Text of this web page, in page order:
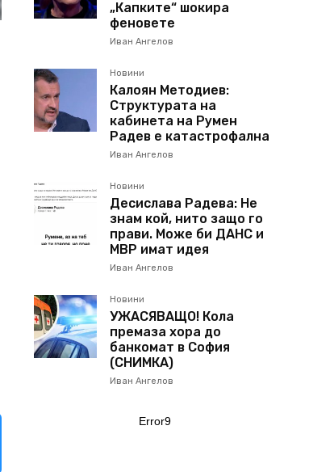
„Капките“ шокира
феновете
Иван Ангелов
Новини
Калоян Методиев:
Структурата на
кабинета на Румен
Радев е катастрофална
Иван Ангелов
Новини
Десислава Радева: Не
знам кой, нито защо го
прави. Може би ДАНС и
МВР имат идея
Иван Ангелов
Новини
УЖАСЯВАЩО! Кола
премаза хора до
банкомат в София
(СНИМКА)
Иван Ангелов
Error9